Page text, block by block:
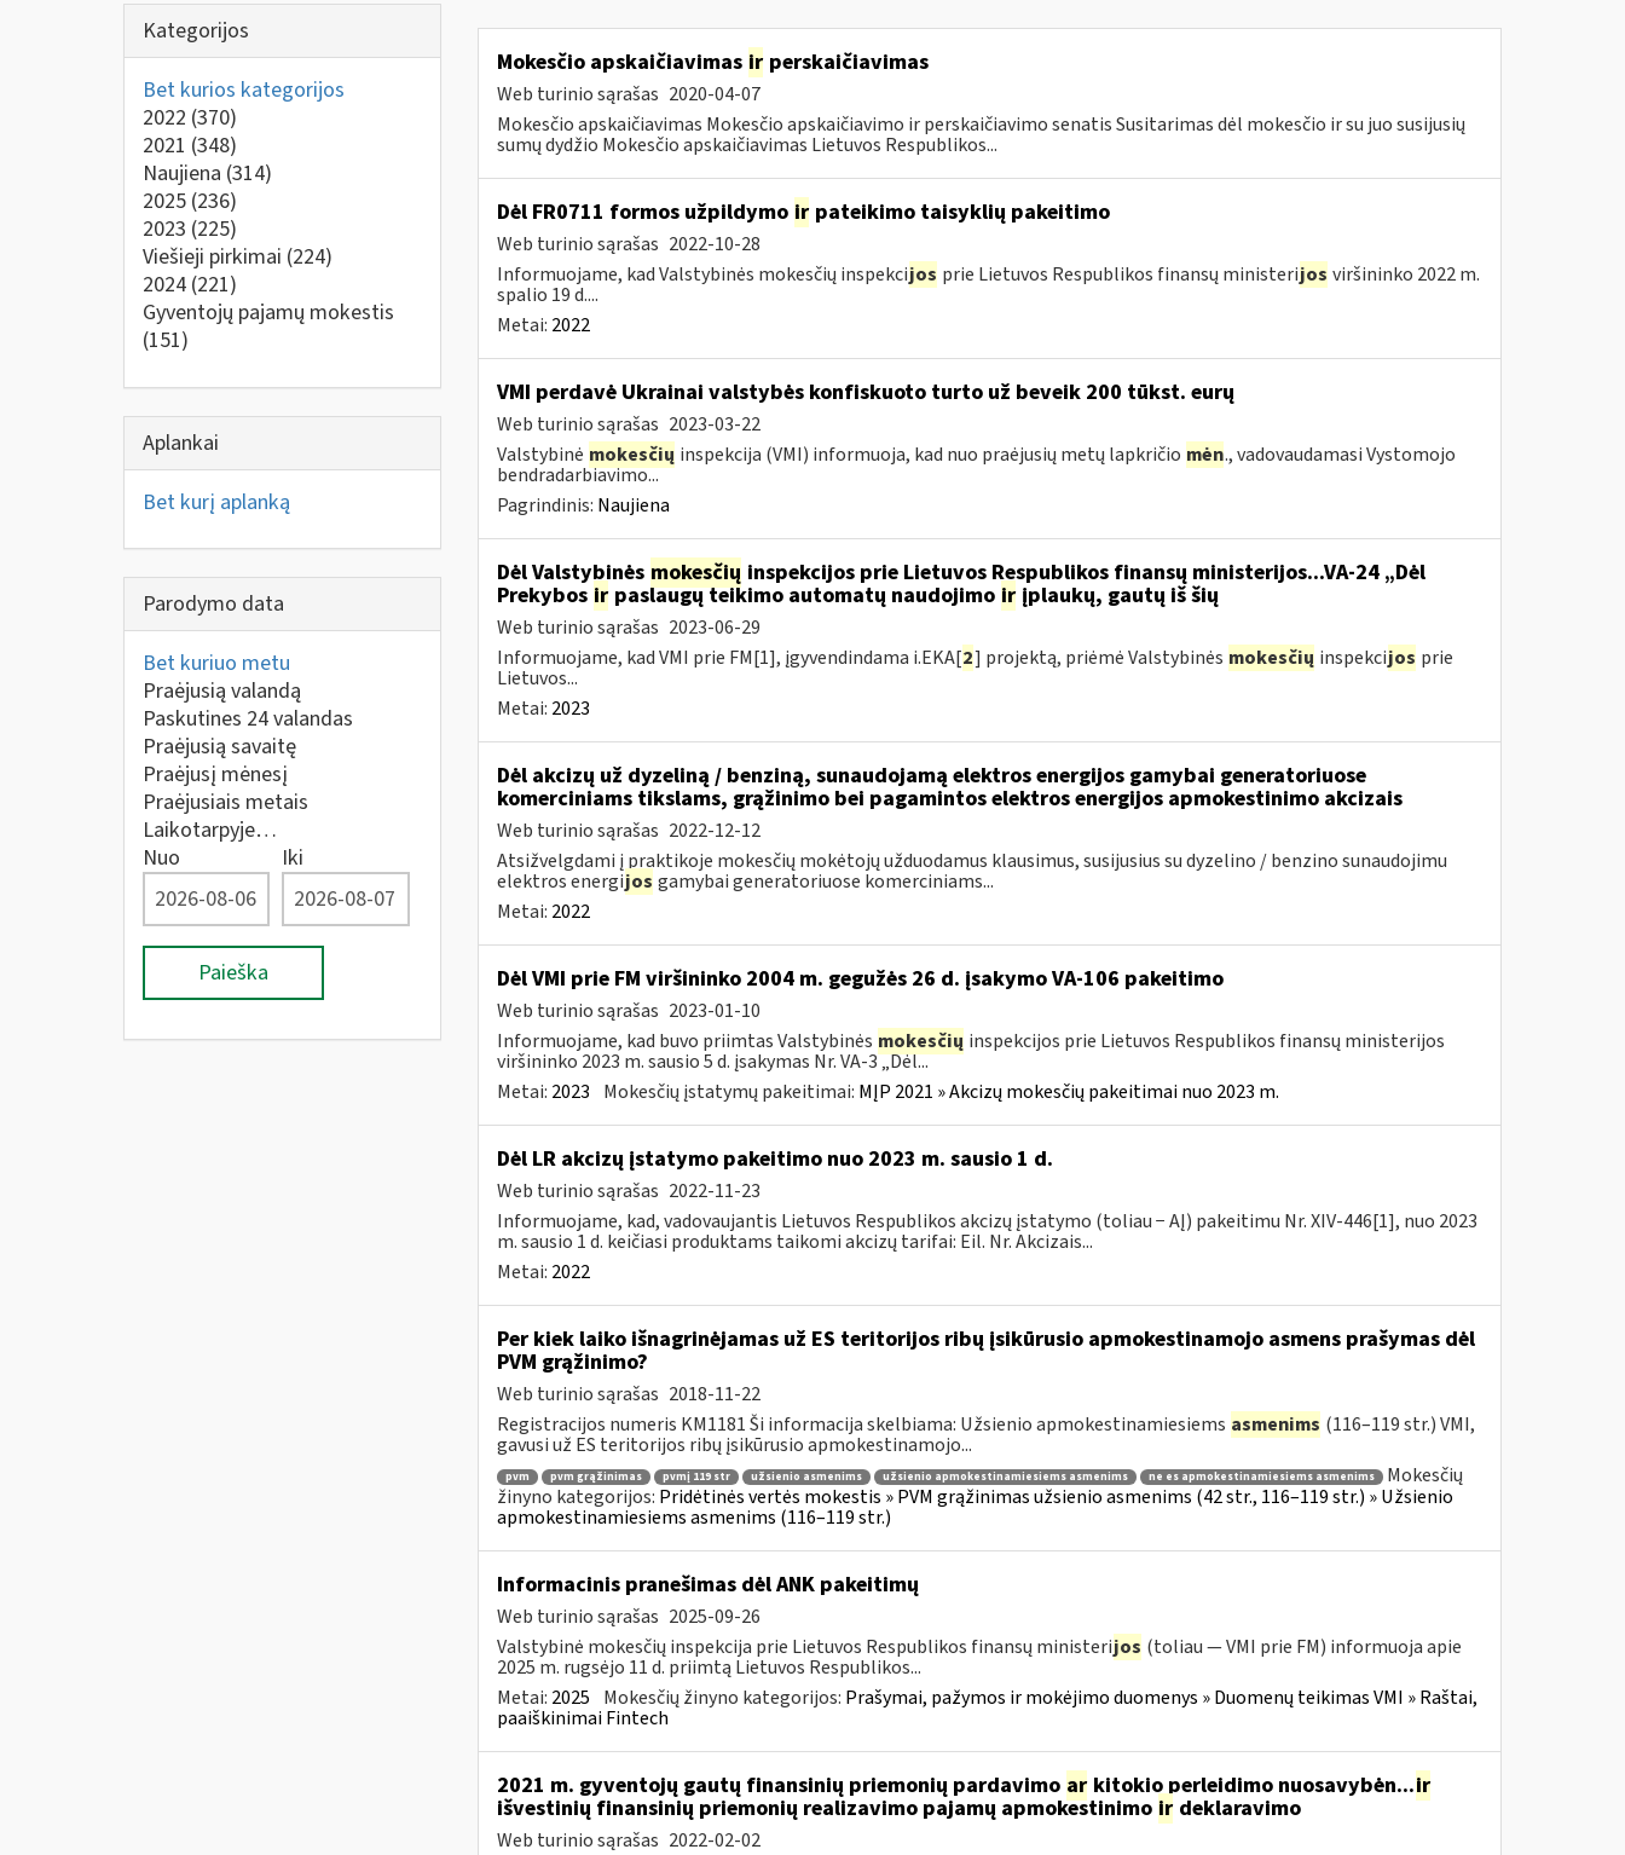
Kategorijos
Bet kurios kategorijos
2022 (370)
2021 (348)
Naujiena (314)
2025 (236)
2023 (225)
Viešieji pirkimai (224)
2024 (221)
Gyventojų pajamų mokestis
(151)
Aplankai
Bet kurį aplanką
Parodymo data
Bet kuriuo metu
Praėjusią valandą
Paskutines 24 valandas
Praėjusią savaitę
Praėjusį mėnesį
Praėjusiais metais
Laikotarpyje…
Nuo
Iki
Paieška
Mokesčio apskaičiavimas irperskaičiavimas
Web turinio sąrašas 2020-04-07
Mokesčio apskaičiavimas Mokesčio apskaičiavimo ir perskaičiavimo senatis Susitarimas dėl mokesčio ir su juo susijusių
sumų dydžio Mokesčio apskaičiavimas Lietuvos Respublikos...
Dėl FR0711 formos užpildymo irpateikimo taisyklių pakeitimo
Web turinio sąrašas 2022-10-28
Informuojame, kad Valstybinės mokesčių inspekcijos prie Lietuvos Respublikos finansų ministerijos viršininko 2022 m.
spalio 19 d....
Metai: 2022
VMI perdavė Ukrainai valstybės konfiskuoto turto už beveik 200 tūkst. eurų
Web turinio sąrašas 2023-03-22
Valstybinė mokesčių inspekcija (VMI) informuoja, kad nuo praėjusių metų lapkričio mėn., vadovaudamasi Vystomojo
bendradarbiavimo...
Pagrindinis: Naujiena
Dėl Valstybinės mokesčių inspekcijos prie Lietuvos Respublikos finansų ministerijos...VA-24 „Dėl
Prekybos irpaslaugų teikimo automatų naudojimo irįplaukų, gautų iš šių
Web turinio sąrašas 2023-06-29
Informuojame, kad VMI prie FM[1], įgyvendindama i.EKA[2] projektą, priėmė Valstybinės mokesčių inspekcijos prie
Lietuvos...
Metai: 2023
Dėl akcizų už dyzeliną / benziną, sunaudojamą elektros energijos gamybai generatoriuose
komerciniams tikslams, grąžinimo bei pagamintos elektros energijos apmokestinimo akcizais
Web turinio sąrašas 2022-12-12
Atsižvelgdami į praktikoje mokesčių mokėtojų užduodamus klausimus, susijusius su dyzelino / benzino sunaudojimu
elektros energijos gamybai generatoriuose komerciniams...
Metai: 2022
Dėl VMI prie FM viršininko 2004 m. gegužės 26 d. įsakymo VA-106 pakeitimo
Web turinio sąrašas 2023-01-10
Informuojame, kad buvo priimtas Valstybinės mokesčių inspekcijos prie Lietuvos Respublikos finansų ministerijos
viršininko 2023 m. sausio 5 d. įsakymas Nr. VA-3 „Dėl...
Metai: 2023 Mokesčių įstatymų pakeitimai: MĮP 2021 » Akcizų mokesčių pakeitimai nuo 2023 m.
Dėl LR akcizų įstatymo pakeitimo nuo 2023 m. sausio 1 d.
Web turinio sąrašas 2022-11-23
Informuojame, kad, vadovaujantis Lietuvos Respublikos akcizų įstatymo (toliau − AĮ) pakeitimu Nr. XIV-446[1], nuo 2023
m. sausio 1 d. keičiasi produktams taikomi akcizų tarifai: Eil. Nr. Akcizais...
Metai: 2022
Per kiek laiko išnagrinėjamas už ES teritorijos ribų įsikūrusio apmokestinamojo asmens prašymas dėl
PVM grąžinimo?
Web turinio sąrašas 2018-11-22
Registracijos numeris KM1181 Ši informacija skelbiama: Užsienio apmokestinamiesiems asmenims (116–119 str.) VMI,
gavusi už ES teritorijos ribų įsikūrusio apmokestinamojo...
pvm pvm grąžinimas pvmį 119 str užsienio asmenims užsienio apmokestinamiesiems asmenims ne es apmokestinamiesiems asmenims
Mokesčių
žinyno kategorijos: Pridėtinės vertės mokestis » PVM grąžinimas užsienio asmenims (42 str., 116–119 str.) » Užsienio
apmokestinamiesiems asmenims (116–119 str.)
Informacinis pranešimas dėl ANK pakeitimų
Web turinio sąrašas 2025-09-26
Valstybinė mokesčių inspekcija prie Lietuvos Respublikos finansų ministerijos (toliau — VMI prie FM) informuoja apie
2025 m. rugsėjo 11 d. priimtą Lietuvos Respublikos...
Metai: 2025 Mokesčių žinyno kategorijos: Prašymai, pažymos ir mokėjimo duomenys » Duomenų teikimas VMI » Raštai,
paaiškinimai Fintech
2021 m. gyventojų gautų finansinių priemonių pardavimo arkitokio perleidimo nuosavybėn...ir
išvestinių finansinių priemonių realizavimo pajamų apmokestinimo irdeklaravimo
Web turinio sąrašas 2022-02-02